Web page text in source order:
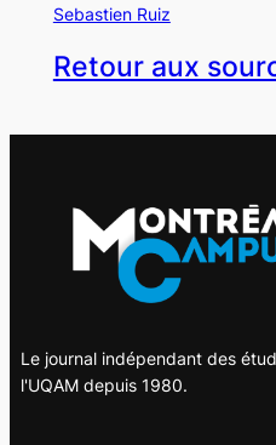
Sebastien Ruiz
Retour aux
Le journal indépendant des
l'UQAM depuis 1980.